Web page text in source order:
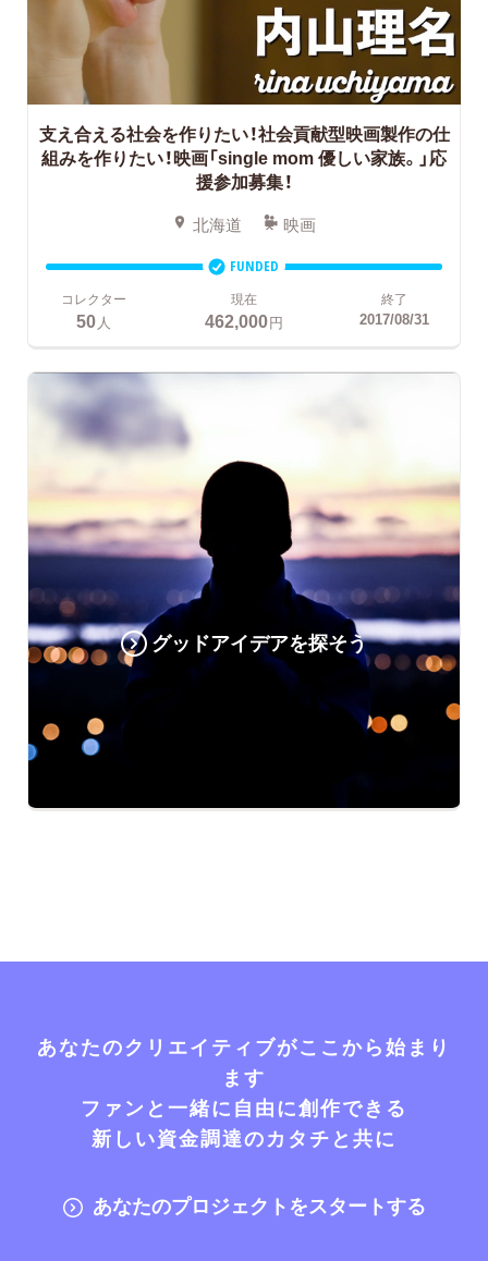
支え合える社会を作りたい！社会貢献型映画製作の仕
組みを作りたい！映画「single mom 優しい家族。」応
援参加募集！
北海道 映画
FUNDED
コレクター
50 人
現在
462,000円
終了
2017/08/31
グッドアイデアを探そう
あなたのクリエイティブがここから始まり
ます
ファンと一緒に自由に創作できる
新しい資金調達のカタチと共に
あなたのプロジェクトをスタートする